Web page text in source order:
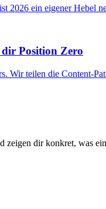
2026 ein eigener Hebel
Position Zero
Wir teilen die Content-
zeigen dir konkret, was